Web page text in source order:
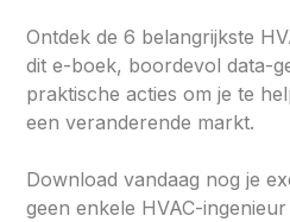
Ontdek de 6 belangrijkste
dit e-boek, boordevol data-
praktische acties om je te
een veranderende markt.
Download vandaag nog je
geen enkele HVAC-